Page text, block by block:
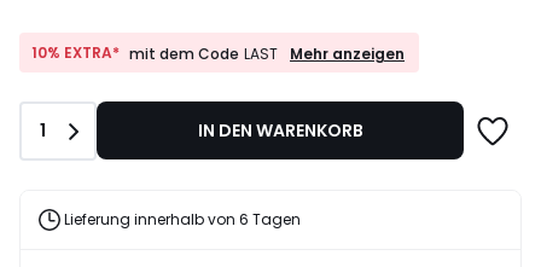
10% EXTRA* mit dem Code LAST
10%
Code
LAST
Mehr anzeigen
Anzahl
1 IN DEN WARENKORB
Lieferung innerhalb von 6 Tagen